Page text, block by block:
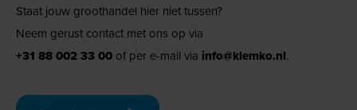
Staat jouw groothandel hier niet tussen?
Neem gerust contact met ons op via
+31 88 002 33 00 of per e-mail via info@klemko.nl.